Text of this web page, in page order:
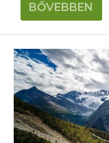
BŐVEBBEN